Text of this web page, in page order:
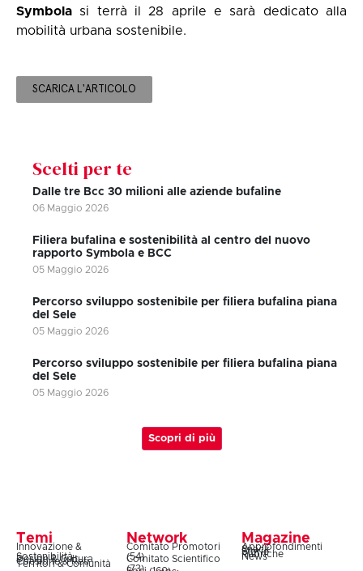
Symbola si terrà il 28 aprile e sarà dedicato alla
mobilità urbana sostenibile.
SCARICA L'ARTICOLO
Scelti per te
Dalle tre Bcc 30 milioni alle aziende bufaline
06 Maggio 2026
Filiera bufalina e sostenibilità al centro del nuovo
rapporto Symbola e BCC
05 Maggio 2026
Percorso sviluppo sostenibile per filiera bufalina piana
del Sele
05 Maggio 2026
Percorso sviluppo sostenibile per filiera bufalina piana
del Sele
05 Maggio 2026
Scopri di più
Temi
Innovazione &
Sostenibilità
Design & Cultura
Coesione & Reti
Territori & Comunità
Network
Comitato Promotori
(54)
Comitato Scientifico
(73)
Magazine
Approfondimenti
Snack
Storie
Rubriche
News